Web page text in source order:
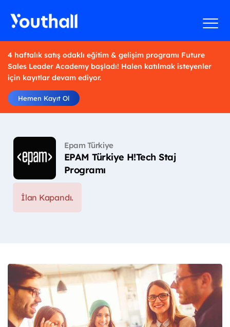
4 haftalık satış odaklı eğitim & gelişim programı Future
Sales Leader Academy başladı! Halen katılmak isteyenler
için kayıtlar devam ediyor.
Hemen Kayıt Ol
Epam Türkiye
EPAM Türkiye H!Tech Staj
Programı
İlan Kapandı.